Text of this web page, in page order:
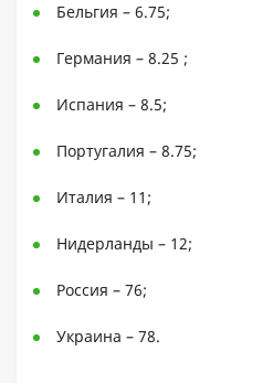
Бельгия – 6.75;
Германия – 8.25 ;
Испания – 8.5;
Португалия – 8.75;
Италия – 11;
Нидерланды – 12;
Россия – 76;
Украина – 78.